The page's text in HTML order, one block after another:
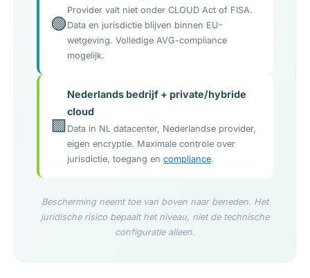
🟢
Provider valt niet onder CLOUD Act of FISA.
Data en jurisdictie blijven binnen EU-
wetgeving. Volledige AVG-compliance
mogelijk.
🟩
Nederlands bedrijf + private/hybride
cloud
Data in NL datacenter, Nederlandse provider,
eigen encryptie. Maximale controle over
jurisdictie, toegang en compliance.
Bescherming neemt toe van boven naar beneden. Het
juridische risico bepaalt het niveau, niet de technische
configuratie alleen.